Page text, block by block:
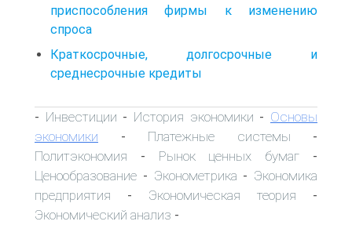
приспособления фирмы к изменению
спроса
Краткосрочные, долгосрочные и
среднесрочные кредиты
- Инвестиции - История экономики - Основы
экономики - Платежные системы -
Политэкономия - Рынок ценных бумаг -
Ценообразование - Эконометрика - Экономика
предприятия - Экономическая теория -
Экономический анализ -